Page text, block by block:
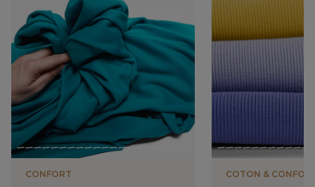
CONFORT COTON &